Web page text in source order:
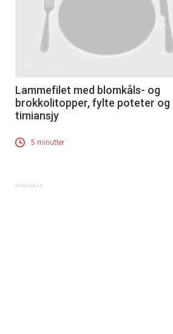
Lammefilet med blomkåls- og
brokkolitopper, fylte poteter og
timiansjy
5 minutter